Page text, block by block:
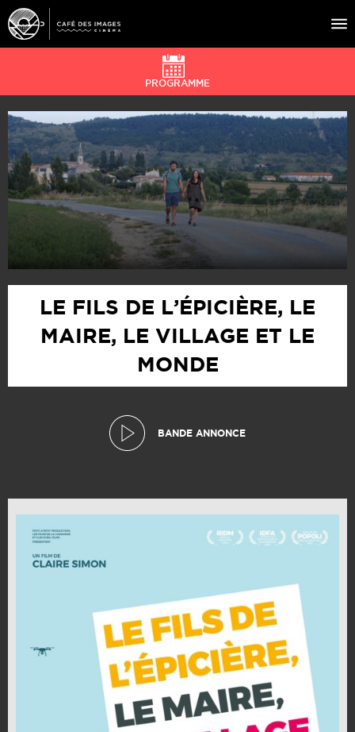
À L’AFFICHE
ÉVÉNEMENTS
CAFÉ DU CINÉ
PRATIQUE
ÉDUCATION AUX IMAGES
LE FILS DE L’ÉPICIÈRE, LE
MAIRE, LE VILLAGE ET LE
MONDE
BANDE ANNONCE
PROGRAMME